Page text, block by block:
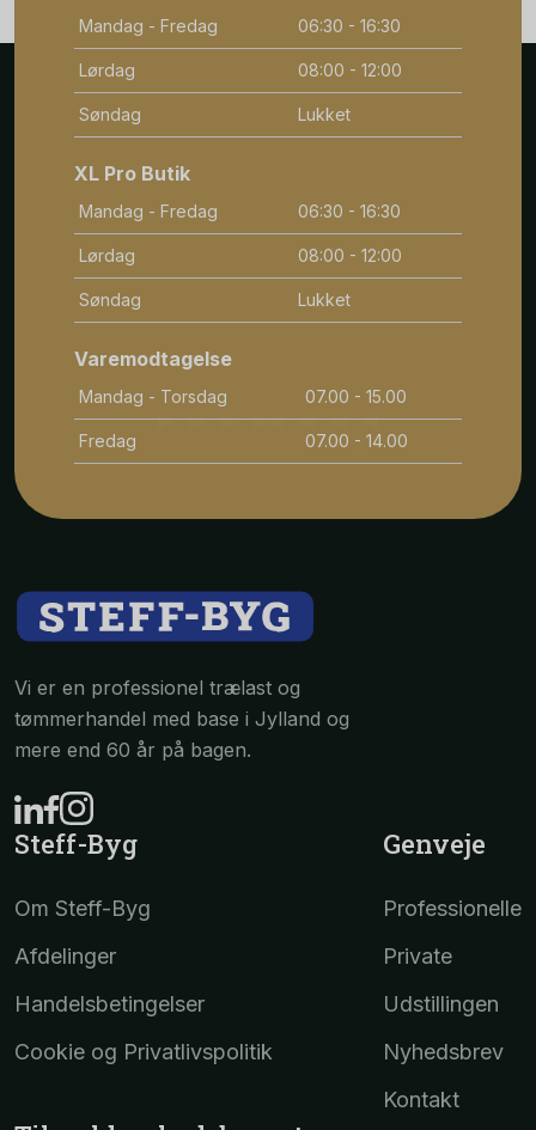
Mandag - Fredag 06:30 - 16:30
Lørdag 08:00 - 12:00
Søndag Lukket
XL Pro Butik
Mandag - Fredag 06:30 - 16:30
Lørdag 08:00 - 12:00
Søndag Lukket
Varemodtagelse
Mandag - Torsdag 07.00 - 15.00
Fredag 07.00 - 14.00
Vi er en professionel trælast og
tømmerhandel med base i Jylland og
mere end 60 år på bagen.
Steff-Byg
Om Steff-Byg
Afdelinger
Handelsbetingelser
Cookie og Privatlivspolitik
Genveje
Professionelle
Private
Udstillingen
Nyhedsbrev
Kontakt